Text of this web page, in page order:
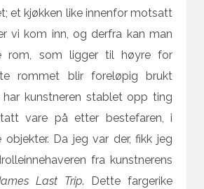
et kjøkken like innenfor motsatt
vi kom inn, og derfra kan man
rom, som ligger til høyre for
rommet blir foreløpig brukt
har kunstneren stablet opp ting
vare på etter bestefaren, i
Da jeg var der, fikk jeg
fra kunstnerens
Last Trip. Dette fargerike